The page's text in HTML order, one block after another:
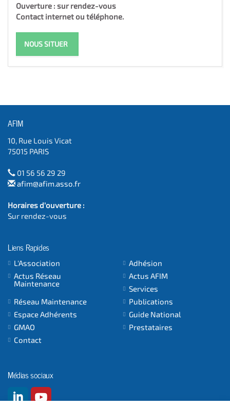
Ouverture : sur rendez-vous
Contact internet ou téléphone.
NOUS SITUER
AFIM
10, Rue Louis Vicat
75015 PARIS
01 56 56 29 29
afim@afim.asso.fr
Horaires d'ouverture :
Sur rendez-vous
Liens Rapides
L'Association
Adhésion
Actus Réseau
Maintenance
Actus AFIM
Services
Réseau Maintenance
Publications
Espace Adhérents
Guide National
GMAO
Prestataires
Contact
Médias sociaux